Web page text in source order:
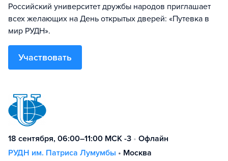
Российский университет дружбы народов приглашает
всех желающих на День открытых дверей: «Путевка в
мир РУДН».
Участвовать
18 сентября, 06:00–11:00 МСК -3 • Офлайн
РУДН им. Патриса Лумумбы • Москва